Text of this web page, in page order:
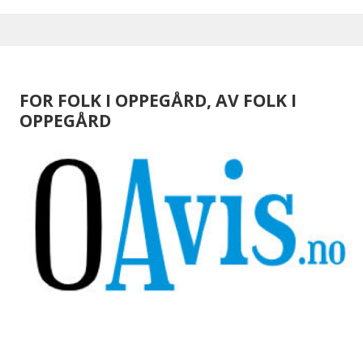
FOR FOLK I OPPEGÅRD, AV FOLK I
OPPEGÅRD